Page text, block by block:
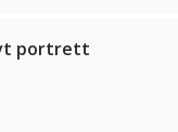
portrett